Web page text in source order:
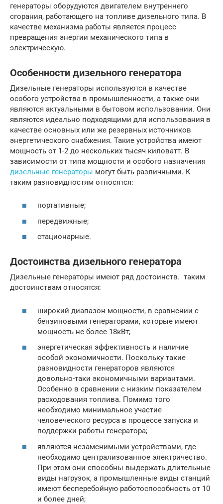
генераторы оборудуются двигателем внутреннего
сгорания, работающего на топливе дизельного типа. В
качестве механизма работы является процесс
превращения энергии механического типа в
электрическую.
Особенности дизельного генератора
Дизельные генераторы используются в качестве
особого устройства в промышленности, а также они
являются актуальными в бытовом использовании. Они
являются идеально подходящими для использования в
качестве основных или же резервных источников
энергетического снабжения. Такие устройства имеют
мощность от 1-2 до нескольких тысяч киловатт. В
зависимости от типа мощности и особого назначения
дизельные генераторы могут быть различными. К
таким разновидностям относятся:
портативные;
передвижные;
стационарные.
Достоинства дизельного генератора
Дизельные генераторы имеют ряд достоинств. таким
достоинствам относятся:
широкий диапазон мощности, в сравнении с
бензиновыми генераторами, которые имеют
мощность не более 18кВт;
энергетическая эффективность и наличие
особой экономичности. Поскольку такие
разновидности генераторов являются
довольно-таки экономичными вариантами.
Особенно в сравнении с низким показателем
расходования топлива. Помимо того
необходимо минимальное участие
человеческого ресурса в процессе запуска и
поддержки работы генератора;
являются незаменимыми устройствами, где
необходимо централизованное электричество.
При этом они способны выдержать длительные
виды нагрузок, а промышленные виды станций
имеют бесперебойную работоспособность от 10
и более дней;